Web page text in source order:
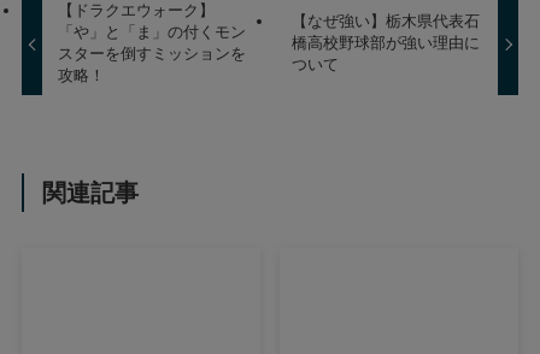
【ドラクエウォーク】
「や」と「ま」の付くモン
スターを倒すミッションを
攻略！
【なぜ強い】栃木県代表石
橋高校野球部が強い理由に
ついて
関連記事